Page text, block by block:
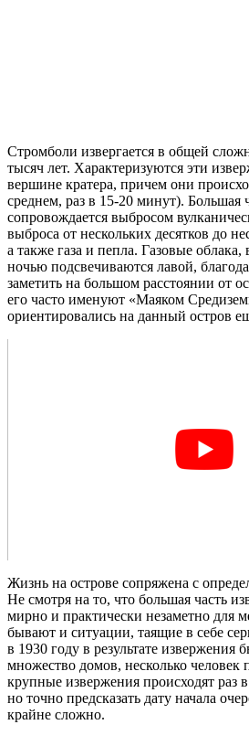
Стромболи извергается в общей
тысяч лет. Характеризуются эти
вершине кратера, причем они
среднем, раз в 15-20 минут). Большая
сопровождается выбросом
выброса от нескольких десятков до
а также газа и пепла. Газовые
ночью подсвечиваются лавой,
заметить на большом расстоянии от
его часто именуют «Маяком
ориентировались на данный остров
Жизнь на острове сопряжена с
Не смотря на то, что большая часть
мирно и практически незаметно для
бывают и ситуации, таящие в себе
в 1930 году в результате извержения
множество домов, несколько человек
крупные извержения происходят раз
но точно предсказать дату начала
крайне сложно.